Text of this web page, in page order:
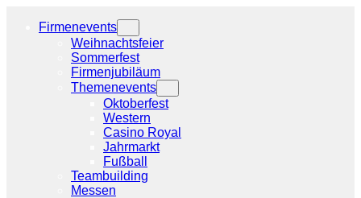
Firmenevents
Weihnachtsfeier
Sommerfest
Firmenjubiläum
Themenevents
Oktoberfest
Western
Casino Royal
Jahrmarkt
Fußball
Teambuilding
Messen